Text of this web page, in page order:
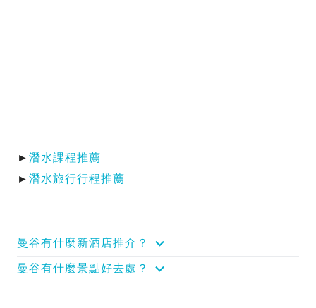
► 潛水課程推薦
► 潛水旅行行程推薦
曼谷有什麼新酒店推介？
曼谷有什麼景點好去處？